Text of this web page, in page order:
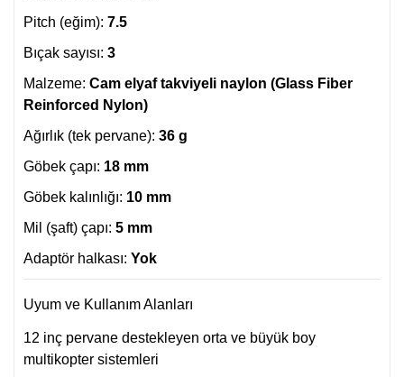
Pitch (eğim): 7.5
Bıçak sayısı: 3
Malzeme: Cam elyaf takviyeli naylon (Glass Fiber
Reinforced Nylon)
Ağırlık (tek pervane): 36 g
Göbek çapı: 18 mm
Göbek kalınlığı: 10 mm
Mil (şaft) çapı: 5 mm
Adaptör halkası: Yok
Uyum ve Kullanım Alanları
12 inç pervane destekleyen orta ve büyük boy
multikopter sistemleri